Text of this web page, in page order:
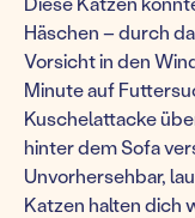
Häschen – durch
Vorsicht in den
Minute auf
Kuschelattacke
hinter dem Sofa
Unvorhersehbar,
Katzen halten dich